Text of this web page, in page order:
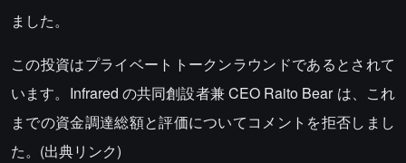
ました。
この投資はプライベートトークンラウンドであるとされて
います。Infrared の共同創設者兼 CEO Raito Bear は、これ
までの資金調達総額と評価についてコメントを拒否しまし
た。 (出典リンク)